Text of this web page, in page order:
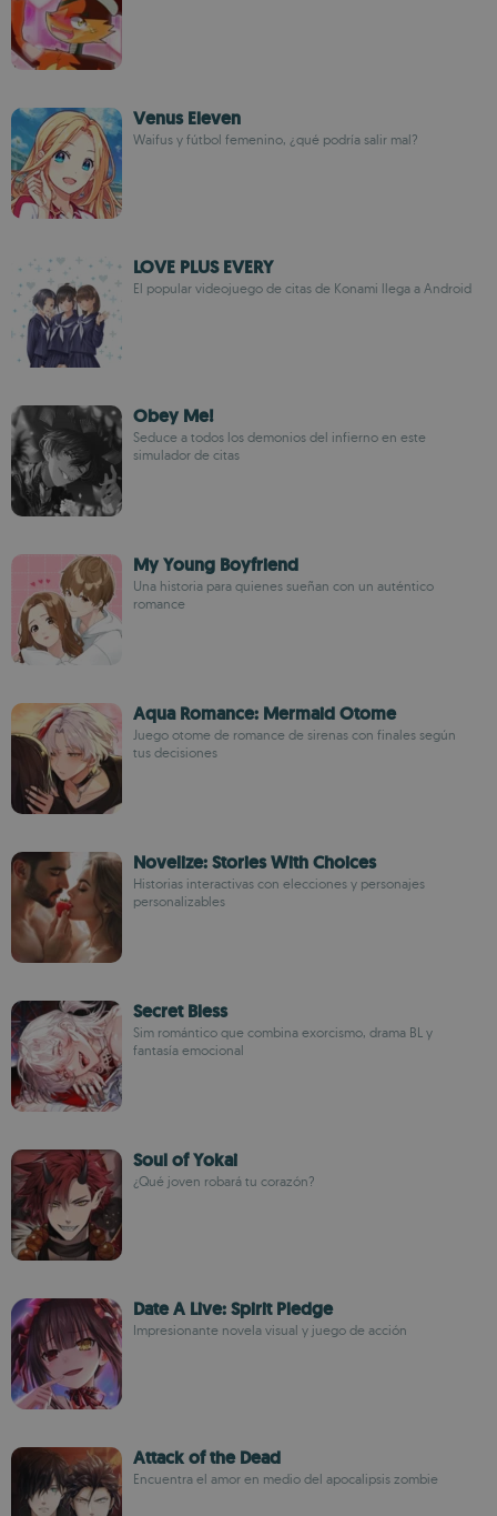
Venus Eleven
Waifus y fútbol femenino, ¿qué podría salir mal?
LOVE PLUS EVERY
El popular videojuego de citas de Konami llega a Android
Obey Me!
Seduce a todos los demonios del infierno en este
simulador de citas
My Young Boyfriend
Una historia para quienes sueñan con un auténtico
romance
Aqua Romance: Mermaid Otome
Juego otome de romance de sirenas con finales según
tus decisiones
Novelize: Stories With Choices
Historias interactivas con elecciones y personajes
personalizables
Secret Bless
Sim romántico que combina exorcismo, drama BL y
fantasía emocional
Soul of Yokai
¿Qué joven robará tu corazón?
Date A Live: Spirit Pledge
Impresionante novela visual y juego de acción
Attack of the Dead
Encuentra el amor en medio del apocalipsis zombie